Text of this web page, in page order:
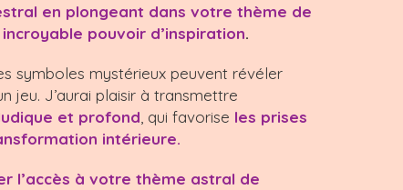
en plongeant dans votre thème de
pouvoir d’inspiration.
symboles mystérieux peuvent révéler
jeu. J’aurai plaisir à transmettre
et profond , qui favorise les prises
intérieure.
l’accès à votre thème astral de